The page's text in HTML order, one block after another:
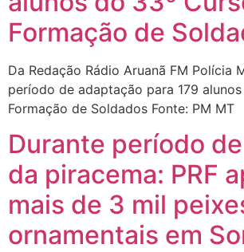
Formação de
Da Redação Rádio Aruanã FM Polícia
período de adaptação para 179
Formação de Soldados Fonte: PM MT
Durante período
da piracema: PRF
mais de 3 mil
ornamentais em